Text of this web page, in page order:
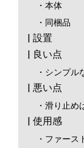
・本体
・同梱品
| 設置
| 良い点
・シンプル
| 悪い点
・滑り止め
| 使用感
・ファース